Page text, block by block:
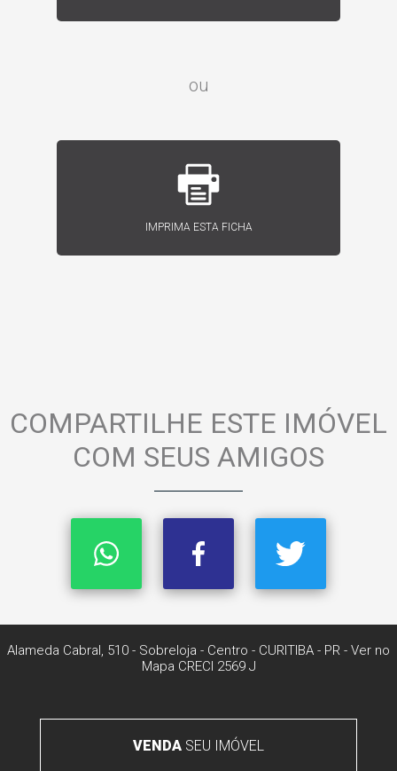
ou
IMPRIMA ESTA FICHA
COMPARTILHE ESTE IMÓVEL
COM SEUS AMIGOS
Alameda Cabral, 510 - Sobreloja - Centro - CURITIBA - PR - Ver no
Mapa CRECI 2569 J
VENDASEU IMÓVEL